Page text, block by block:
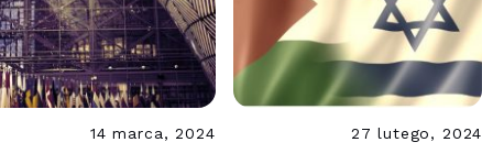
14 marca, 2024 27 lutego, 2024